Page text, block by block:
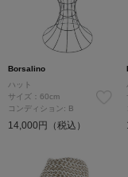
Borsalino
ハット
サイズ：60cm
コンディション: B
14,000円（税込）